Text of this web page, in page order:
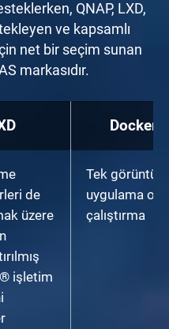
QNAP, LXD,
ve kapsamlı
net bir seçim sunan
markasıdır.
Docker®
de
üzere
işletim
Tek görüntü
uygulama
çalıştırma